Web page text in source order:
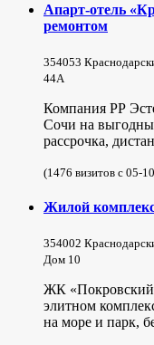
Апарт-отель
ремонтом
354053
44А
Компания РР
Сочи на
рассрочка,
(1476 визитов с 05-
Жилой
354002
Дом 10
ЖК «Покровский
элитном
на море и парк,